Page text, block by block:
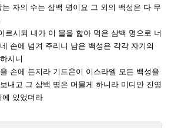
자의 수는 삼백 명이요 그 외의 백성은 다 무
르시되 내가 이 물을 핥아 먹은 삼백 명으로 너
손에 넘겨 주리니 남은 백성은 각각 자기의
시니
손에 든지라 기드온이 이스라엘 모든 백성을
내고 그 삼백 명은 머물게 하니라 미디안 진영
에 있었더라